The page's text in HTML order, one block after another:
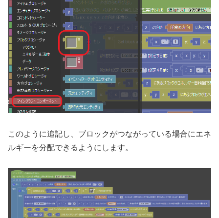
このように追記し、ブロックがつながっている場合にエネ
ルギーを分配できるようにします。